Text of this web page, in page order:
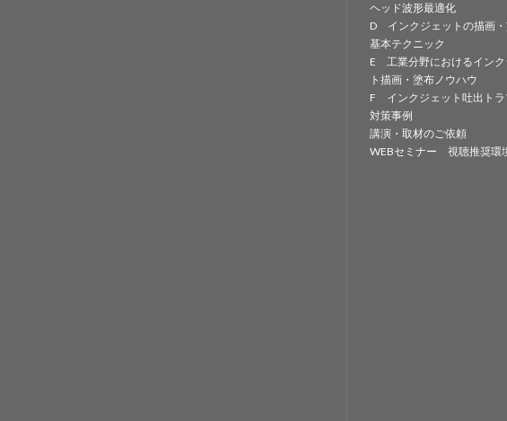
ヘッド波形最適化
D インクジェットの描画
基本テクニック
E 工業分野におけるインク
ト描画・塗布ノウハウ
F インクジェット吐出トラ
対策事例
講演・取材のご依頼
WEBセミナー 視聴推奨環